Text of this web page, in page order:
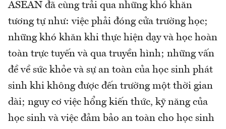
ASEAN đã cùng trải qua những khó khăn
tương tự như: việc phải đóng cửa trường học;
những khó khăn khi thực hiện dạy và học hoàn
toàn trực tuyến và qua truyền hình; những vấn
đề về sức khỏe và sự an toàn của học sinh phát
sinh khi không được đến trường một thời gian
dài; nguy cơ việc hổng kiến thức, kỹ năng của
học sinh và việc đảm bảo an toàn cho học sinh